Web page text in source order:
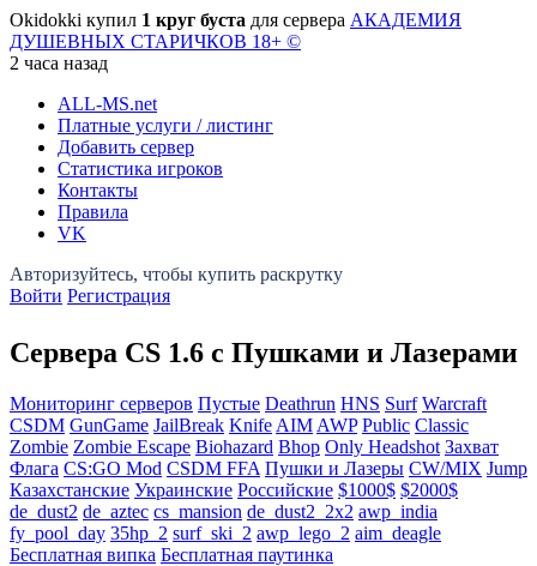
Okidokki купил 1 круг буста для сервера АКАДЕМИЯ
ДУШЕВНЫХ СТАРИЧКОВ 18+ ©
2 часа назад
ALL-MS.net
Платные услуги / листинг
Добавить сервер
Статистика игроков
Контакты
Правила
VK
Войти Регистрация
Сервера CS 1.6 с Пушками и Лазерами
Мониторинг серверов Пустые Deathrun HNS Surf Warcraft
CSDM GunGame JailBreak Knife AIM AWP Public Classic
Zombie Zombie Escape Biohazard Bhop Only Headshot Захват
Флага CS:GO Mod CSDM FFA Пушки и Лазеры CW/MIX Jump
Казахстанские Украинские Российские $1000$ $2000$
de_dust2 de_aztec cs_mansion de_dust2_2x2 awp_india
fy_pool_day 35hp_2 surf_ski_2 awp_lego_2 aim_deagle
Бесплатная випка Бесплатная паутинка